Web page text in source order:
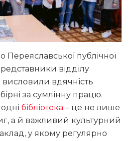
Переяславської публічної
відділу
вдячність
за сумлінну працю.
бібліотека – це не лише
а й важливий культурний
у якому регулярно